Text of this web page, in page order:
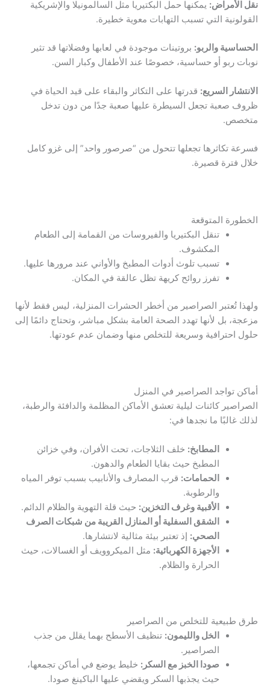
نقل الأمراض: يمكنها حمل البكتيريا مثل السالمونيلا والإشريكية
القولونية التي تسبب التهابات معوية خطيرة.
الحساسية والربو: بروتينات موجودة في لعابها وفضلاتها قد تثير
نوبات ربو أو حساسية، خصوصًا عند الأطفال وكبار السن.
الانتشار السريع: قدرتها على التكاثر والبقاء على قيد الحياة في
ظروف صعبة تجعل السيطرة عليها صعبة جدًا من دون تدخل
متخصص.
فسرعة تكاثرها تجعلها تتحول من “صرصور واحد” إلى غزو كامل
خلال فترة قصيرة.
الخطورة المتوقعة
تنقل البكتيريا والفيروسات من القمامة إلى الطعام
المكشوف.
تسبب تلوث أدوات المطبخ والأواني عند مرورها عليها.
تفرز روائح كريهة تظل عالقة في المكان.
ولهذا تُعتبر الصراصير من أخطر الحشرات المنزلية، ليس فقط لأنها
مزعجة، بل لأنها تهدد الصحة العامة بشكل مباشر، وتحتاج دائمًا إلى
حلول احترافية وسريعة للتخلص منها وضمان عدم عودتها.
أماكن تواجد الصراصير في المنزل
الصراصير كائنات ليلية تعشق الأماكن المظلمة والدافئة والرطبة،
لذلك غالبًا ما نجدها في:
المطابخ: خلف الثلاجات، تحت الأفران، وفي خزائن
المطبخ حيث بقايا الطعام والدهون.
الحمامات: قرب المصارف والأنابيب بسبب توفر المياه
والرطوبة.
الأقبية وغرف التخزين: حيث قلة التهوية والظلام الدائم.
الشقق السفلية أو المنازل القريبة من شبكات الصرف
الصحي: إذ تعتبر بيئة مثالية لانتشارها.
الأجهزة الكهربائية: مثل الميكروويف أو الغسالات، حيث
الحرارة والظلام.
طرق طبيعية للتخلص من الصراصير
الخل والليمون: تنظيف الأسطح بهما يقلل من جذب
الصراصير.
صودا الخبز مع السكر: خليط يوضع في أماكن تجمعها،
حيث يجذبها السكر ويقضي عليها الباكينغ صودا.